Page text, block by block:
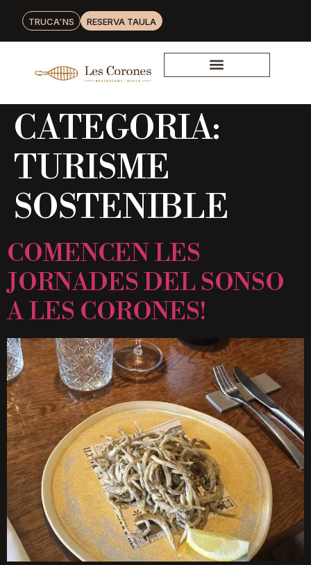
TRUCA'NS RESERVA TAULA
CATEGORIA:
TURISME
SOSTENIBLE
COMENCEN LES
JORNADES DEL SONSO
A LES CORONES!